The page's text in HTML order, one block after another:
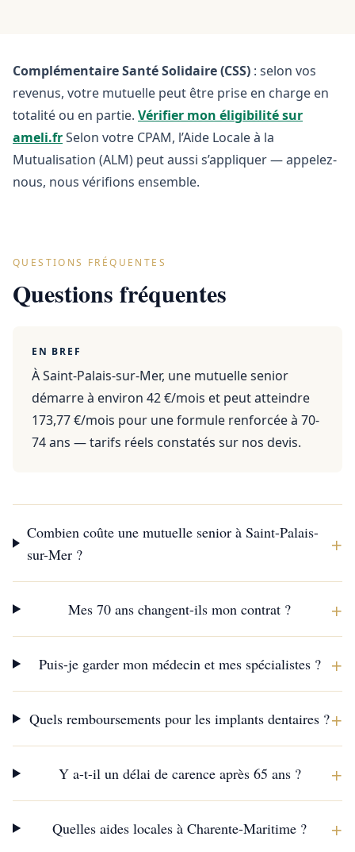
Complémentaire Santé Solidaire (CSS) : selon vos
revenus, votre mutuelle peut être prise en charge en
totalité ou en partie. Vérifier mon éligibilité sur
ameli.frSelon votre CPAM, l’Aide Locale à la
Mutualisation (ALM) peut aussi s’appliquer — appelez-
nous, nous vérifions ensemble.
QUESTIONS FRÉQUENTES
Questions fréquentes
EN BREF
À Saint-Palais-sur-Mer, une mutuelle senior
démarre à environ 42 €/mois et peut atteindre
173,77 €/mois pour une formule renforcée à 70-
74 ans — tarifs réels constatés sur nos devis.
Combien coûte une mutuelle senior à Saint-Palais-
sur-Mer ?
+
Mes 70 ans changent-ils mon contrat ? +
Puis-je garder mon médecin et mes spécialistes ? +
Quels remboursements pour les implants dentaires ?+
Y a-t-il un délai de carence après 65 ans ? +
Quelles aides locales à Charente-Maritime ? +